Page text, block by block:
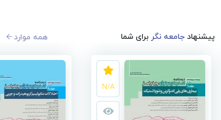
پیشنهادجامعه نگربرای شما همه موارد
N/A